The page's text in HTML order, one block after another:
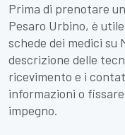
Prima di prenotare
Pesaro Urbino, è
schede dei medici su
descrizione delle
ricevimento e i
informazioni o
impegno.